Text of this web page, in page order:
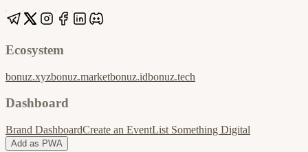
Ecosystem
bonuz.xyzbonuz.marketbonuz.idbonuz.tech
Dashboard
Brand DashboardCreate an EventList Something Digital
Add as PWA